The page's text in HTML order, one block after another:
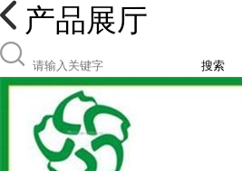
产品展厅
搜索